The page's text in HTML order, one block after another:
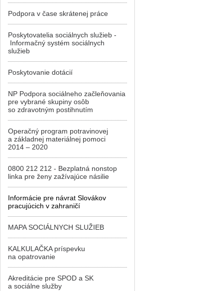
Podpora v čase skrátenej práce
Poskytovatelia sociálnych služieb -
Informačný systém sociálnych
služieb
Poskytovanie dotácií
NP Podpora sociálneho začleňovania
pre vybrané skupiny osôb
so zdravotným postihnutím
Operačný program potravinovej
a základnej materiálnej pomoci
2014 – 2020
0800 212 212 - Bezplatná nonstop
linka pre ženy zažívajúce násilie
Informácie pre návrat Slovákov
pracujúcich v zahraničí
MAPA SOCIÁLNYCH SLUŽIEB
KALKULAČKA príspevku
na opatrovanie
Akreditácie pre SPOD a SK
a sociálne služby